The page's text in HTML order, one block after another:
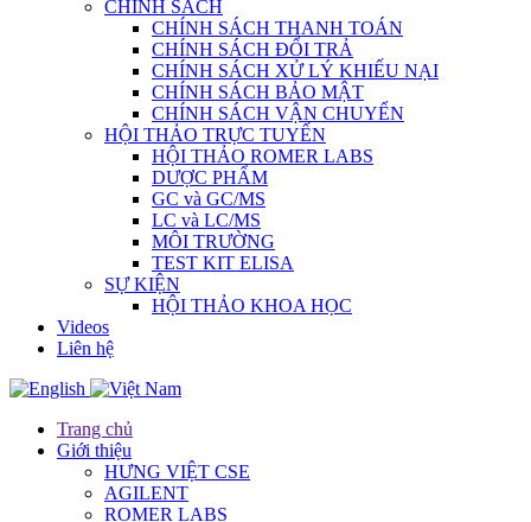
CHÍNH SÁCH
CHÍNH SÁCH THANH TOÁN
CHÍNH SÁCH ĐỔI TRẢ
CHÍNH SÁCH XỬ LÝ KHIẾU NẠI
CHÍNH SÁCH BẢO MẬT
CHÍNH SÁCH VẬN CHUYỂN
HỘI THẢO TRỰC TUYẾN
HỘI THẢO ROMER LABS
DƯỢC PHẨM
GC và GC/MS
LC và LC/MS
MÔI TRƯỜNG
TEST KIT ELISA
SỰ KIỆN
HỘI THẢO KHOA HỌC
Videos
Liên hệ
Trang chủ
Giới thiệu
HƯNG VIỆT CSE
AGILENT
ROMER LABS